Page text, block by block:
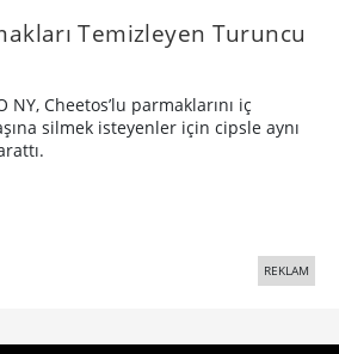
Temizleyen Turuncu
NY, Cheetos’lu parmaklarını iç
silmek isteyenler için cipsle aynı
REKLAM